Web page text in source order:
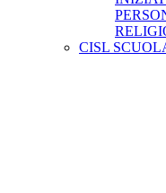
CISL